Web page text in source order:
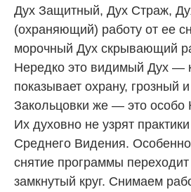
Дух Защитный, Дух Страж,
(охраняющий) работу от ее
морочный Дух скрывающий
Нередко это видимый Дух —
показывает охрану, грозный
Закольцовки же — это
Их духовно не узрят
Среднего Видения.
снятие программы
замкнутый круг. Снимаем